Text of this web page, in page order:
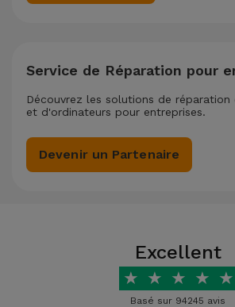
Service de Réparation pour
Découvrez les solutions de réparation
et d'ordinateurs pour entreprises.
Devenir un Partenaire
Excellent
★ ★ ★ ★ ★
Basé sur 94245 avis